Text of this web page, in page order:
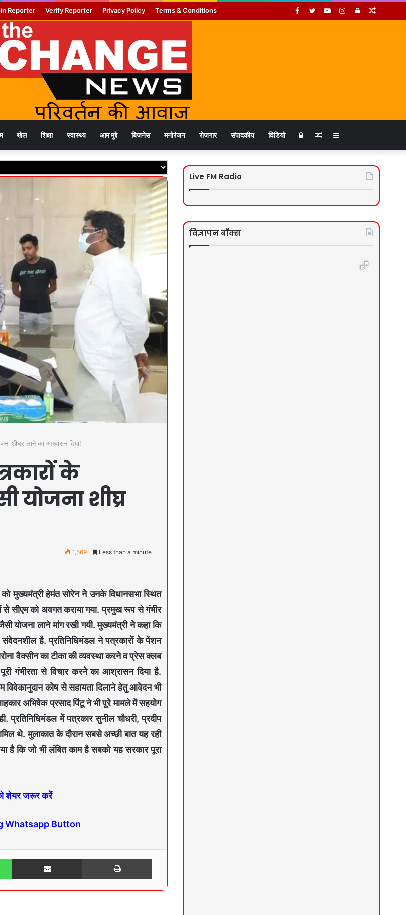
Reporter Verify Reporter Privacy Policy Terms & Conditions Random
Log
Instagram
YouTube
Twitter
Facebook
खेल शिक्षा स्वास्थ्य आम मुद्दे बिजनेस मनोरंजन रोजगार संपादकीय विडियो Sidebar
Random
Article
Log
In
शीघ्र लाने का आश्वासन दिया!
के
योजना शीघ्र
1,569 Less than a minute
मुख्यमंत्री हेमंत सोरेन ने उनके विधानसभा स्थित
से सीएम को अवगत कराया गया. प्रमुख रूप से गंभीर
योजना लाने मांग रखी गयी. मुख्यमंत्री ने कहा कि
संवेदनशील है. प्रतिनिधिमंडल ने पत्रकारों के पेंशन
वैक्सीन का टीका की व्यवस्था करने व प्रेस क्लब
गंभीरता से विचार करने का आश्रासन दिया है.
कोष से सहायता दिलाने हेतु आवेदन भी
अभिषेक प्रसाद पिंटू ने भी पूरे मामले में सहयोग
प्रतिनिधिमंडल में पत्रकार सुनील चौधरी, प्रदीप
थे. मुलाकात के दौरान सबसे अच्छी बात यह रही
है कि जो भी लंबित काम है सबको यह सरकार पूरा
शेयर जरूर करें
Whatsapp Button
Share via Email Print
Live FM Radio
विज्ञापन बॉक्स